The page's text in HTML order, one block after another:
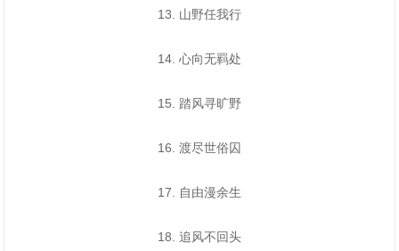
13. 山野任我行
14. 心向无羁处
15. 踏风寻旷野
16. 渡尽世俗囚
17. 自由漫余生
18. 追风不回头